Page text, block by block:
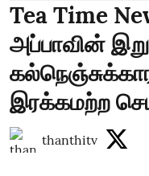
Tea Time
அப்பாவின்
இரக்கமற்ற
thanthitv